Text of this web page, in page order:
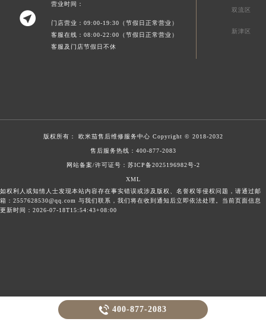

营业时间：
门店营业：09:00-19:30（节假日正常营业）
客服在线：08:00-22:00（节假日正常营业）
客服及门店节假日不休
双流区
新津区
版权所有： 欧米茄售后维修服务中心 Copyright © 2018-2032
售后服务热线： 400-877-2083
网站备案/许可证号：苏ICP备2025196982号-2
XML
如权利人或知情人士发现本站内容存在事实错误或涉及版权、名誉权等侵权问题，请通过邮
箱：2557628530@qq.com 与我们联系，我们将在收到通知后立即依法处理。当前页面信息
更新时间：2026-07-18T15:54:43+08:00
 400-877-2083